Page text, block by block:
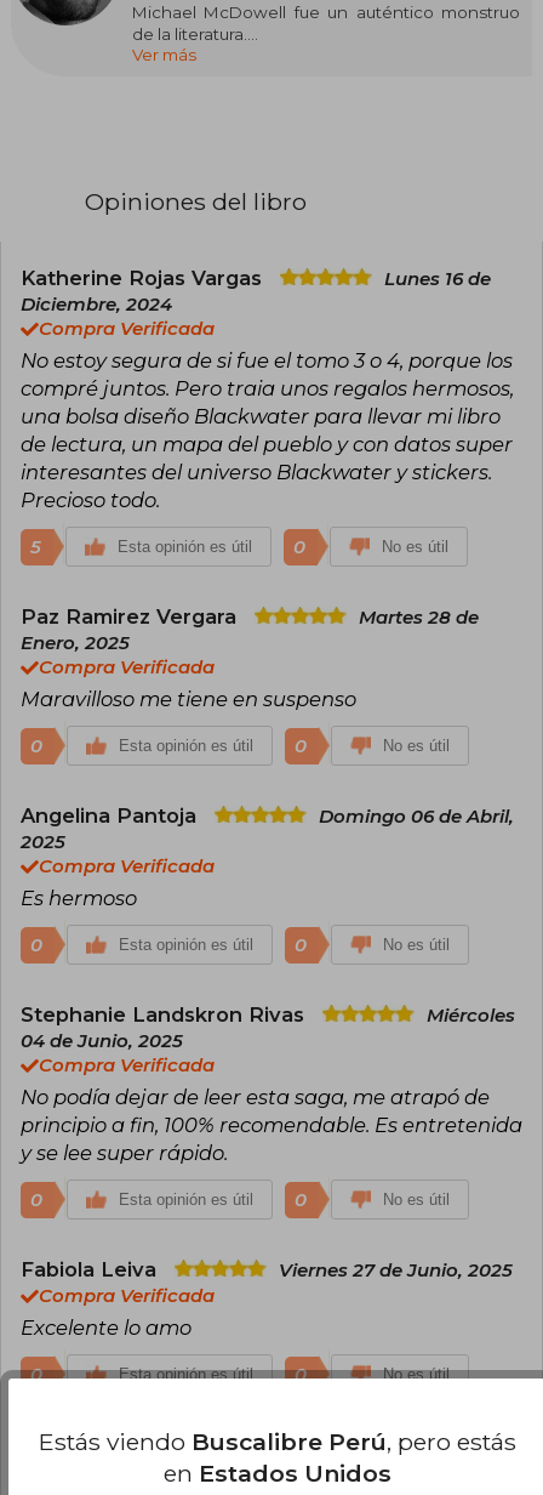
Michael McDowell fue un auténtico monstruo
de la literatura.
Dotado de una creatividad sin límites, escribió
caso de McDowell. Además de novelista,
Bettlejuice y Pesadilla antes de Navidad,
además de un episodio para la serie Alfred
Hitchcock presenta.
Ver más
Opiniones del libro
Katherine Rojas Vargas
Lunes 16 de
Diciembre, 2024
Compra Verificada
No estoy segura de si fue el tomo 3 o 4, porque los
compré juntos. Pero traia unos regalos hermosos,
una bolsa diseño Blackwater para llevar mi libro
de lectura, un mapa del pueblo y con datos super
interesantes del universo Blackwater y stickers.
Precioso todo.
5 Esta opinión es útil 0 No es útil
Paz Ramirez Vergara
Martes 28 de
Enero, 2025
Compra Verificada
Maravilloso me tiene en suspenso
0 Esta opinión es útil 0 No es útil
Angelina Pantoja
Domingo 06 de Abril,
2025
Compra Verificada
Es hermoso
0 Esta opinión es útil 0 No es útil
Stephanie Landskron Rivas
Miércoles
04 de Junio, 2025
Compra Verificada
No podía dejar de leer esta saga, me atrapó de
principio a fin, 100% recomendable. Es entretenida
y se lee super rápido.
0 Esta opinión es útil 0 No es útil
Fabiola Leiva
Viernes 27 de Junio, 2025
Compra Verificada
Excelente lo amo
0 Esta opinión es útil 0 No es útil
Cargar más opiniones del libro
Estás viendo Buscalibre Perú, pero estás
en Estados Unidos